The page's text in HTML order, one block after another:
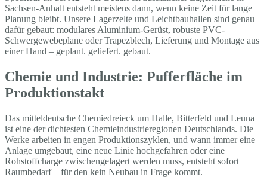
Sachsen-Anhalt entsteht meistens dann, wenn keine Zeit für lange
Planung bleibt. Unsere Lagerzelte und Leichtbauhallen sind genau
dafür gebaut: modulares Aluminium-Gerüst, robuste PVC-
Schwergewebeplane oder Trapezblech, Lieferung und Montage aus
einer Hand – geplant. geliefert. gebaut.
Chemie und Industrie: Pufferfläche im
Produktionstakt
Das mitteldeutsche Chemiedreieck um Halle, Bitterfeld und Leuna
ist eine der dichtesten Chemieindustrieregionen Deutschlands. Die
Werke arbeiten in engen Produktionszyklen, und wann immer eine
Anlage umgebaut, eine neue Linie hochgefahren oder eine
Rohstoffcharge zwischengelagert werden muss, entsteht sofort
Raumbedarf – für den kein Neubau in Frage kommt.